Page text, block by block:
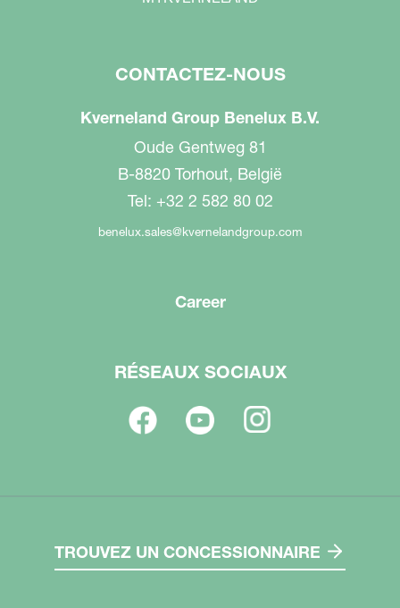
CONTACTEZ-NOUS
Kverneland Group Benelux B.V.
Oude Gentweg 81
B-8820 Torhout, België
Tel: +32 2 582 80 02
benelux.sales@kvernelandgroup.com
Career
RÉSEAUX SOCIAUX
TROUVEZ UN CONCESSIONNAIRE